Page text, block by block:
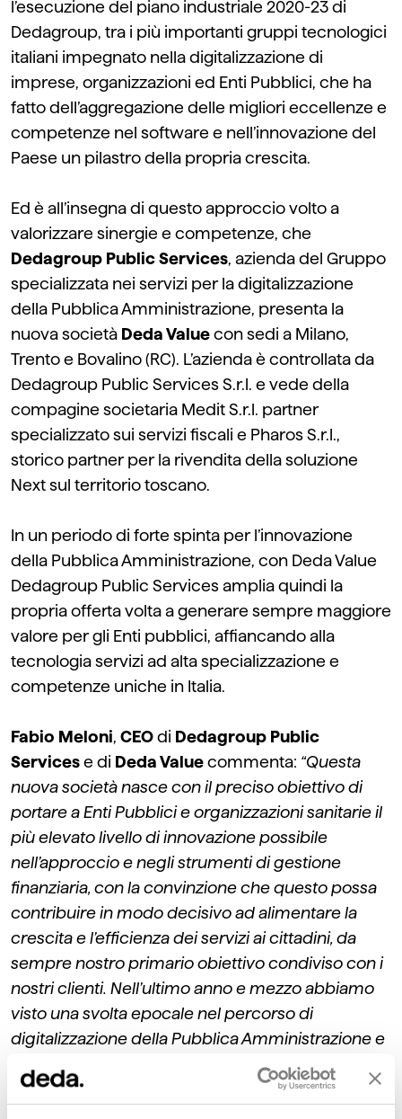
l’esecuzione del piano industriale 2020-23 di
Dedagroup, tra i più importanti gruppi tecnologici
italiani impegnato nella digitalizzazione di
imprese, organizzazioni ed Enti Pubblici, che ha
fatto dell’aggregazione delle migliori eccellenze e
competenze nel software e nell’innovazione del
Paese un pilastro della propria crescita.
Ed è all’insegna di questo approccio volto a
valorizzare sinergie e competenze, che
Dedagroup Public Services, azienda del Gruppo
specializzata nei servizi per la digitalizzazione
della Pubblica Amministrazione, presenta la
nuova società Deda Value con sedi a Milano,
Trento e Bovalino (RC). L’azienda è controllata da
Dedagroup Public Services S.r.l. e vede della
compagine societaria Medit S.r.l. partner
specializzato sui servizi fiscali e Pharos S.r.l.,
storico partner per la rivendita della soluzione
Next sul territorio toscano.
In un periodo di forte spinta per l’innovazione
della Pubblica Amministrazione, con Deda Value
Dedagroup Public Services amplia quindi la
propria offerta volta a generare sempre maggiore
valore per gli Enti pubblici, affiancando alla
tecnologia servizi ad alta specializzazione e
competenze uniche in Italia.
Fabio Meloni, CEO di Dedagroup Public
Services e di Deda Value commenta: “Questa
nuova società nasce con il preciso obiettivo di
portare a Enti Pubblici e organizzazioni sanitarie il
più elevato livello di innovazione possibile
nell’approccio e negli strumenti di gestione
finanziaria, con la convinzione che questo possa
contribuire in modo decisivo ad alimentare la
crescita e l’efficienza dei servizi ai cittadini, da
sempre nostro primario obiettivo condiviso con i
nostri clienti. Nell’ultimo anno e mezzo abbiamo
visto una svolta epocale nel percorso di
digitalizzazione della Pubblica Amministrazione e
della Sanità, e le risorse messe in campo con il
PNRR contribuiranno a mantenere un trend